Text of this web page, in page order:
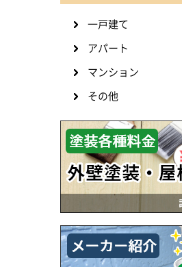
一戸建て
アパート
マンション
その他